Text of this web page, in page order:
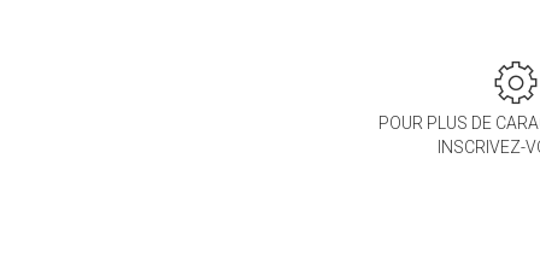
POUR PLUS DE
INSCRIVEZ-